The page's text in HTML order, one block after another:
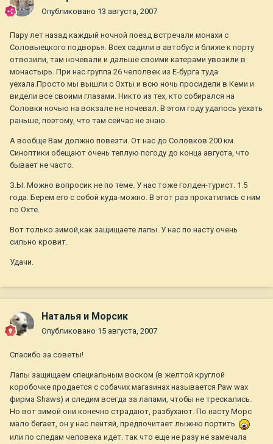
Опубликовано 13 августа, 2007
Пару лет назад каждый ночной поезд встречали монахи с
Соловыецкого подворья. Всех садили в автобус и ближе к порту
отвозили, там ночевали и дальше своими катерами увозили в
монастырь. При нас группа 26 челолвек из Е-бурга туда
уехала.Просто мы вышли с Охты и всю ночь просидели в Кеми и
видели все своими глазами. Никто из тех, кто собирался на
Соловки ночью на вокзале не ночевал. В этом году удалось уехать
раньше, поэтому, что там сейчас не знаю.
А вообще Вам должно повезти. От нас до Соловков 200 км.
Синоптики обещают очень теплую погоду до конца августа, что
бывает не часто.
З.Ы. Можно вопросик не по теме. У нас тоже голден-турист. 1.5
года. Берем его с собой куда-можно. В этот раз прокатились с ним
по Охте.
Вот только зимой,как защищаете лапы. У нас по насту очень
сильно кровит.
Удачи.
Наталья и Морсик
Опубликовано 15 августа, 2007
Спасибо за советы!
Лапы защищаем специальным воском (в желтой круглой
коробочке продается с собачих магазинах называется Paw wax
фирма Shaws) и следим всегда за лапами, чтобы не трескались.
Но вот зимой они конечно страдают, разбухают. По насту Морс
мало бегает, он у нас лентяй, предпочитает лыжню портить
или по следам человека идет. так что еще не разу не замечала